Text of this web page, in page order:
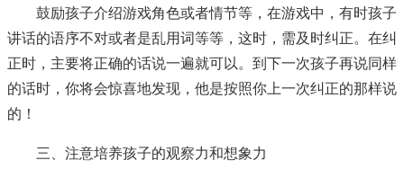
鼓励孩子介绍游戏角色或者情节等，在游戏中，有时孩子
讲话的语序不对或者是乱用词等等，这时，需及时纠正。在纠
正时，主要将正确的话说一遍就可以。到下一次孩子再说同样
的话时，你将会惊喜地发现，他是按照你上一次纠正的那样说
的！
三、注意培养孩子的观察力和想象力